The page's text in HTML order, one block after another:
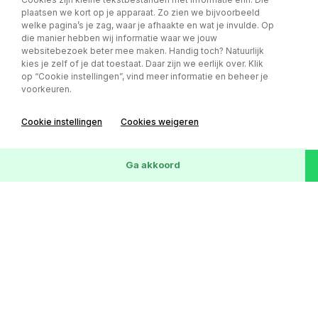
156.218 km 12-09-2016 SUV Marge
plaatsen we kort op je apparaat. Zo zien we bijvoorbeeld
welke pagina’s je zag, waar je afhaakte en wat je invulde. Op
die manier hebben wij informatie waar we jouw
websitebezoek beter mee maken. Handig toch? Natuurlijk
kies je zelf of je dat toestaat. Daar zijn we eerlijk over. Klik
op “Cookie instellingen”, vind meer informatie en beheer je
voorkeuren.
Cookie instellingen Cookies weigeren
Ga akkoord